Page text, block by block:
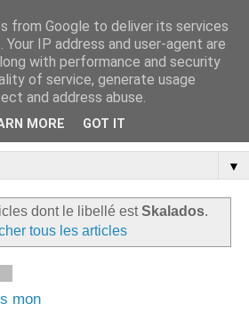
de Tinos
écolo à Tinos
▼
dont le libellé estSkalados.
tous les articles
mon
from Google to deliver its services
IP address and user-agent are
with performance and security
of service, generate usage
and address abuse.
MORE GOT IT